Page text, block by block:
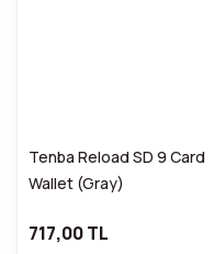
Tenba Reload SD 9 Card
Wallet (Gray)
717,00 TL